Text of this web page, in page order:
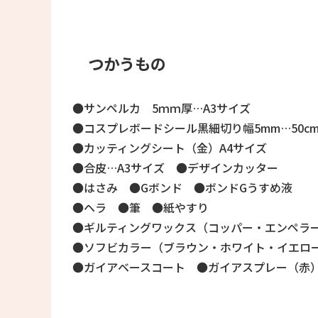
つかうもの
●サンペルカ 5ｍｍ厚…A3サイズ
●コスプレボードシール黒細切り幅5mm…50cm
●カッティングシート（金）A4サイズ
●合皮…A3サイズ ●デザインカッター
●はさみ ●Gボンド ●ボンドGうすめ液
●ヘラ ●筆 ●紙やすり
●ギルティングワックス（コッパー・エンペラ
●ソフビカラー（ブラウン・ホワイト・イエロー
●ガイアベースコート ●ガイアスプレー（赤）